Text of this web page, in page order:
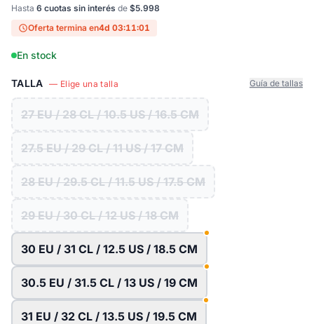
Hasta 6 cuotas sin interés de $5.998
Oferta termina en4d 03:11:00
En stock
TALLA — Elige una talla Guía de tallas
27 EU / 28 CL / 10.5 US / 16.5 CM
27.5 EU / 29 CL / 11 US / 17 CM
28 EU / 29.5 CL / 11.5 US / 17.5 CM
29 EU / 30 CL / 12 US / 18 CM
30 EU / 31 CL / 12.5 US / 18.5 CM
30.5 EU / 31.5 CL / 13 US / 19 CM
31 EU / 32 CL / 13.5 US / 19.5 CM